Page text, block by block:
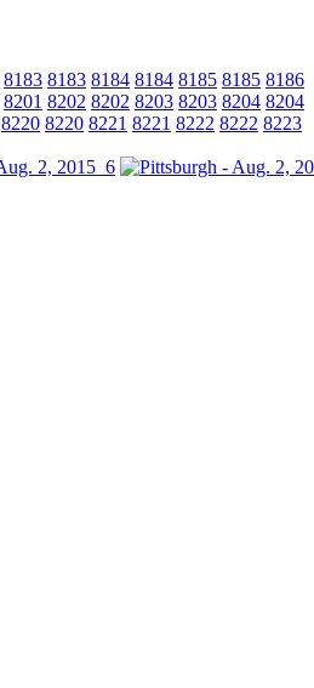
8183 8183 8184 8184 8185 8185 8186
8201 8202 8202 8203 8203 8204 8204
8220 8220 8221 8221 8222 8222 8223